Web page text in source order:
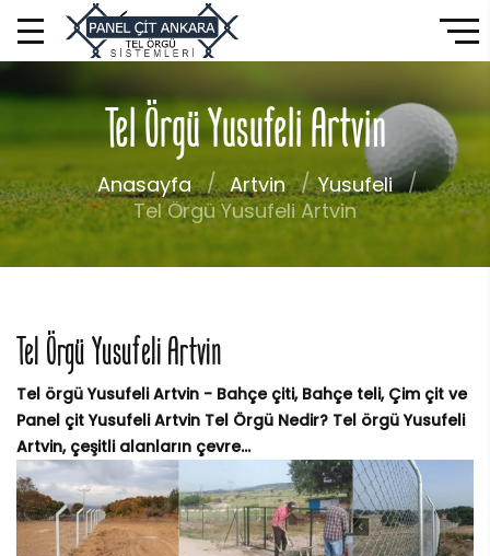
Tel Örgü Yusufeli Artvin
Anasayfa Artvin
Yusufeli
Tel Örgü Yusufeli Artvin
Tel Örgü Yusufeli Artvin
Tel örgü Yusufeli Artvin - Bahçe çiti, Bahçe teli, Çim çit ve
Panel çit Yusufeli Artvin Tel Örgü Nedir? Tel örgü Yusufeli
Artvin, çeşitli alanların çevre...